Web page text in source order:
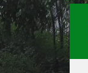
d'arbres et
dangereux